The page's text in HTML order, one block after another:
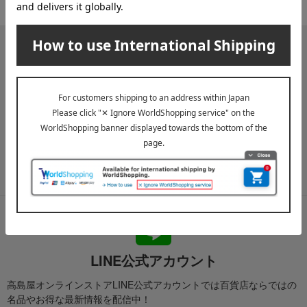
メールマガジン
送料無料クーポンやキャンペーン、新着・SALE・おすすめ商品な
ど、「高島屋オンラインストア」のお得＆うれしい情報をお届けい
たします。
メールマガジンについて詳しく見る
LINE公式アカウント
高島屋オンラインストアLINE公式アカウントでは百貨店ならではの
名品やお得な最新情報を配信中！